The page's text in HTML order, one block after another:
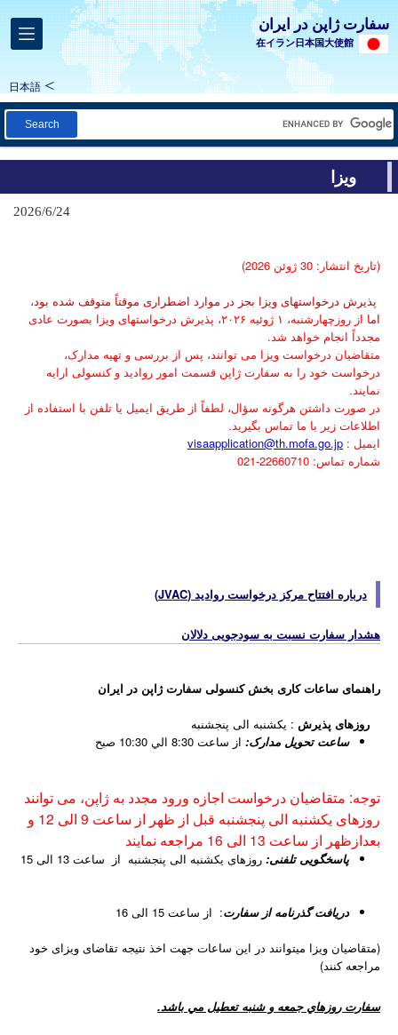
سفارت ژاپن در ایران
在イラン日本国大使館
日本語
Search
ویزا
2026/6/24
(تاریخ انتشار: 30 ژوئن 2026)
پذیرش درخواستهای ویزا بجز در موارد اضطراری موقتاً متوقف شده بود،
اما
از روزچهارشنبه، ۱ ژوئیه ۲۰۲۶، پذیرش درخواستهای ویزا بصورت عادی
مجدداً انجام خواهد شد.
متقاضیان درخواست ویزا می توانند، پس از بررسی و تهیه مدارک،
درخواست خود را به سفارت ژاپن قسمت امور روادید و کنسولی ارایه
نمایند.
در صورت داشتن هرگونه سؤال، لطفاً از طریق ایمیل یا تلفن با استفاده از
اطلاعات زیر با ما تماس بگیرید.
ایمیل : visaapplication@th.mofa.go.jp
شماره تماس: 22660710-021
درباره افتتاح مرکز درخواست روادید (JVAC)
هشدار سفارت نسبت به سودجویی دلالان
راهنمای ساعات کاری بخش کنسولی سفارت ژاپن در ايران
روزهای پذیرش : یکشنبه الی پنجشنبه
ساعت تحویل مدارک: از ساعت 8:30 الي 10:30 صبح
توجه: متقاضیان درخواست اجازه ورود مجدد به ژاپن، می توانند
روزهای یکشنبه الی پنجشنبه قبل از ظهر از ساعت 9 الی 12 و
بعدازظهر از ساعت 13 الی 16 مراجعه نمایند
پاسخگویی تلفنی: روزهای یکشنبه الی پنجشنبه از ساعت 13 الی 15
دریافت گذرنامه از سفارت: از ساعت 15 الی 16
)متقاضیان ویزا میتوانند در این ساعات جهت اخذ نتیجه تقاضای ویزای خود
مراجعه کنند(
سفارت روزهاي جمعه و شنبه تعطيل مي باشد.